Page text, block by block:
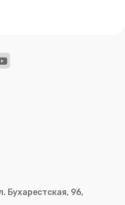
Бухарестская, 96,